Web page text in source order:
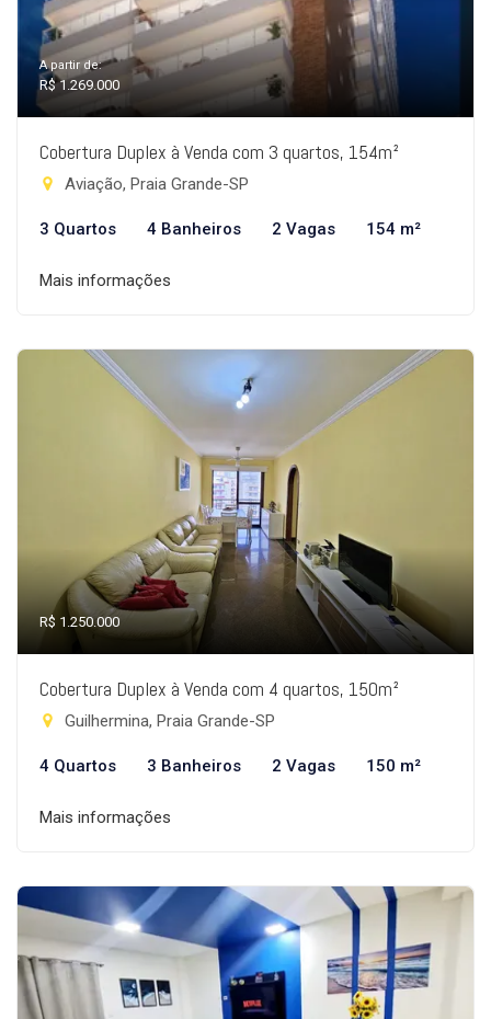
A partir de:
R$ 1.269.000
Cobertura Duplex à Venda com 3 quartos, 154m²
Aviação, Praia Grande-SP
3 Quartos 4 Banheiros 2 Vagas 154 m²
Mais informações
R$ 1.250.000
Cobertura Duplex à Venda com 4 quartos, 150m²
Guilhermina, Praia Grande-SP
4 Quartos 3 Banheiros 2 Vagas 150 m²
Mais informações